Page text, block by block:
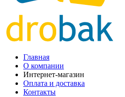
Главная
О компании
Интернет-магазин
Оплата и доставка
Контакты